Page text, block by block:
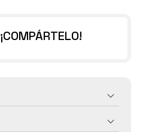
¡COMPÁRTELO!